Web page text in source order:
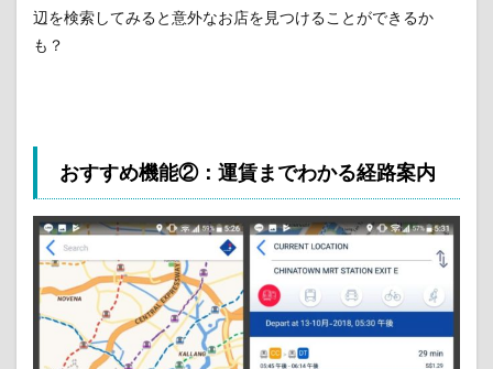
辺を検索してみると意外なお店を見つけることができるか
も？
おすすめ機能②：運賃までわかる経路案内